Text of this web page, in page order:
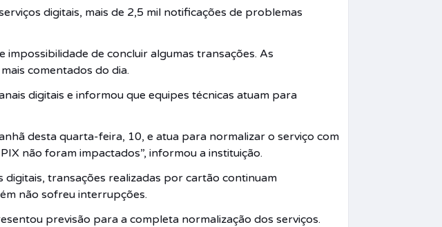
digitais, mais de 2,5 mil notificações de problemas
de concluir algumas transações. As
comentados do dia.
digitais e informou que equipes técnicas atuam para
desta quarta-feira, 10, e atua para normalizar o serviço com
não foram impactados”, informou a instituição.
transações realizadas por cartão continuam
não sofreu interrupções.
previsão para a completa normalização dos serviços.